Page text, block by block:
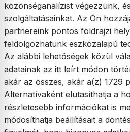
közönséganalízist végezzünk,
szolgáltatásainkat. Az Ön
partnereink pontos földrajzi
feldolgozhatunk eszközalapú
Az alábbi lehetőségek közül
adatainak az itt leírt módon
akár az összes, akár a(z) 1729
Alternatívaként elutasíthatja a
részletesebb információkat is
módosíthatja beállításait a